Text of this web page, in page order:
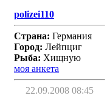
polizei110
Страна: Германия
Город: Лейпциг
Рыба: Хищную
моя анкета
22.09.2008 08:45